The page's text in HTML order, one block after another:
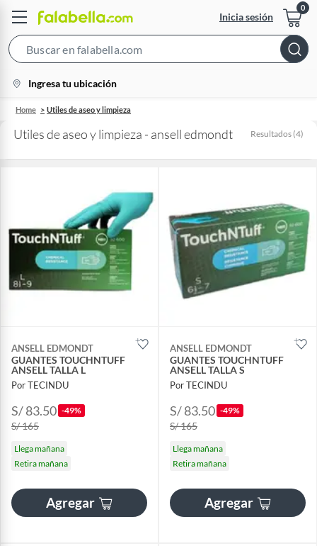
Inicia sesión
Bar
location-
icon
Ingresa tu ubicación
Home Utiles de aseo y limpieza
Utiles de aseo y limpieza - ansell edmondt Resultados (4)
ANSELL EDMONDT
GUANTES TOUCHNTUFF
ANSELL TALLA L
Por TECINDU
S/ 83.50 -49%
S/ 165
Llega mañana
Retira mañana
Agregar
ANSELL EDMONDT
GUANTES TOUCHNTUFF
ANSELL TALLA S
Por TECINDU
S/ 83.50 -49%
S/ 165
Llega mañana
Retira mañana
Agregar